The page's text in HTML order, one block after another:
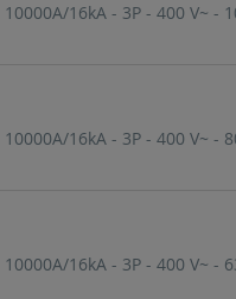
16kA - 3P - 400 V~ -
16kA - 3P - 400 V~ -
16kA - 3P - 400 V~ -